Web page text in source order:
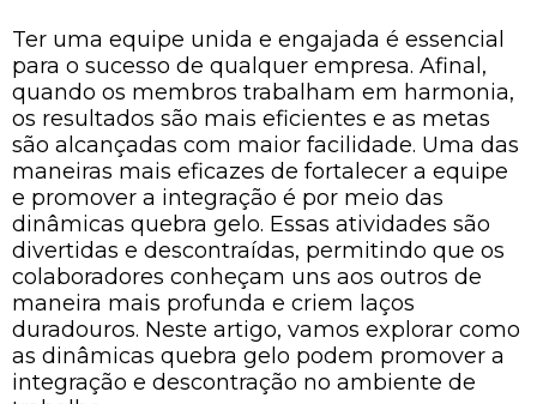
Ter uma equipe unida e engajada é essencial
para o sucesso de qualquer empresa. Afinal,
quando os membros trabalham em harmonia,
os resultados são mais eficientes e as metas
são alcançadas com maior facilidade. Uma das
maneiras mais eficazes de fortalecer a equipe
e promover a integração é por meio das
dinâmicas quebra gelo. Essas atividades são
divertidas e descontraídas, permitindo que os
colaboradores conheçam uns aos outros de
maneira mais profunda e criem laços
duradouros. Neste artigo, vamos explorar como
as dinâmicas quebra gelo podem promover a
integração e descontração no ambiente de